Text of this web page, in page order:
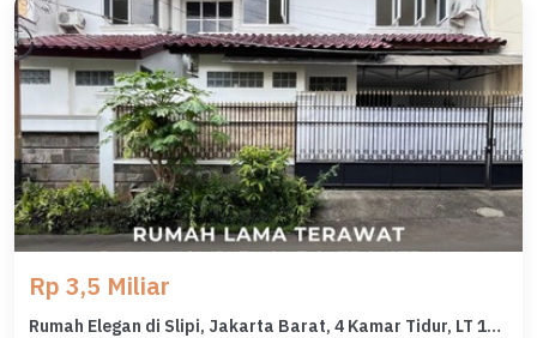
Rp 3,5 Miliar
Rumah Elegan di Slipi, Jakarta Barat, 4 Kamar Tidur, LT 105m²